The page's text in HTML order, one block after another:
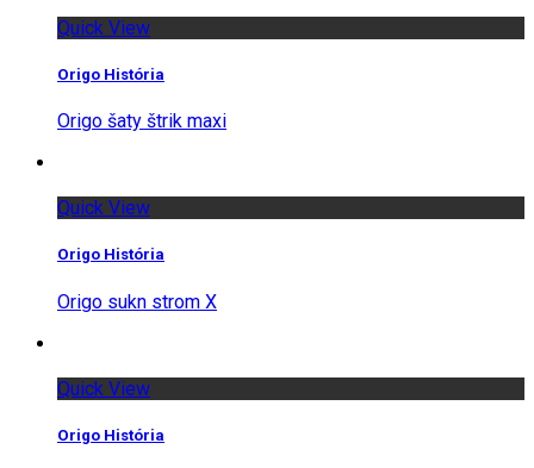
Quick View
Origo História
Origo šaty štrik maxi
Quick View
Origo História
Origo sukn strom X
Quick View
Origo História